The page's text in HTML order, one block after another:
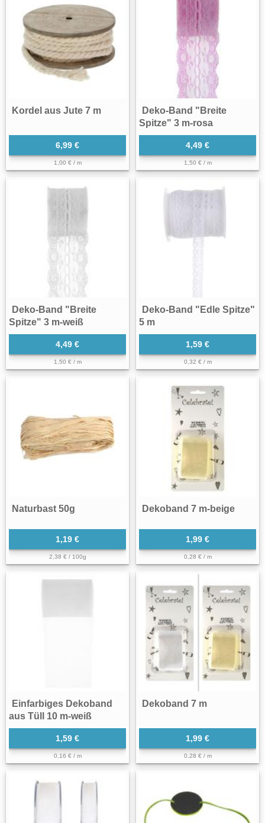
Kordel aus Jute 7 m
6,99 €
1,00 € / m
Deko-Band "Breite
Spitze" 3 m-rosa
4,49 €
1,50 € / m
Deko-Band "Breite
Spitze" 3 m-weiß
4,49 €
1,50 € / m
Deko-Band "Edle Spitze"
5 m
1,59 €
0,32 € / m
Naturbast 50g
1,19 €
2,38 € / 100g
Dekoband 7 m-beige
1,99 €
0,28 € / m
Einfarbiges Dekoband
aus Tüll 10 m-weiß
1,59 €
0,16 € / m
Dekoband 7 m
1,99 €
0,28 € / m